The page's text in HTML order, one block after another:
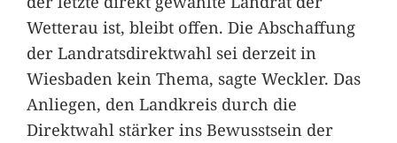
Wetterau ist, bleibt offen. Die Abschaffung
der Landratsdirektwahl sei derzeit in
Wiesbaden kein Thema, sagte Weckler. Das
Anliegen, den Landkreis durch die
Direktwahl stärker ins Bewusstsein der